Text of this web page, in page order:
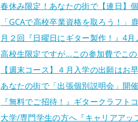
春休み限定！あなたの街で【連日】
「GCAで高校卒業資格を取ろう！
月２回『日曜日にギター製作！』4月
高校生限定ですが…この参加費でこ
【週末コース】４月入学の出願はお
あなたの街で「出張個別説明会」開
『無料でご招待！』ギタークラフ
大学/専門学生の方へ『キャリアアッ